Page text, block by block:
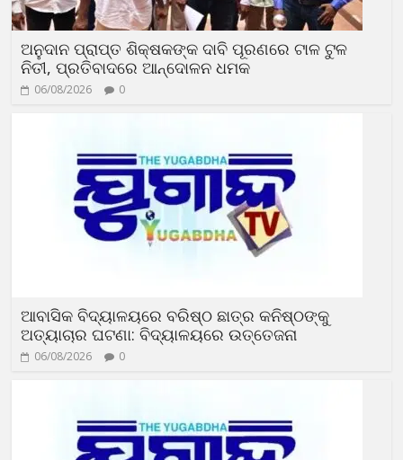
ଅନୁଦାନ ପ୍ରାପ୍ତ ଶିକ୍ଷକଙ୍କ ଦାବି ପୂରଣରେ ଟାଳ ଟୁଳ
ନିତୀ, ପ୍ରତିବାଦରେ ଆନ୍ଦୋଳନ ଧମକ
06/08/2026 0
ଆବାସିକ ବିଦ୍ୟାଳୟରେ ବରିଷ୍ଠ ଛାତ୍ର କନିଷ୍ଠଙ୍କୁ
ଅତ୍ୟାଚାର ଘଟଣା: ବିଦ୍ୟାଳୟରେ ଉତ୍ତେଜନା
06/08/2026 0